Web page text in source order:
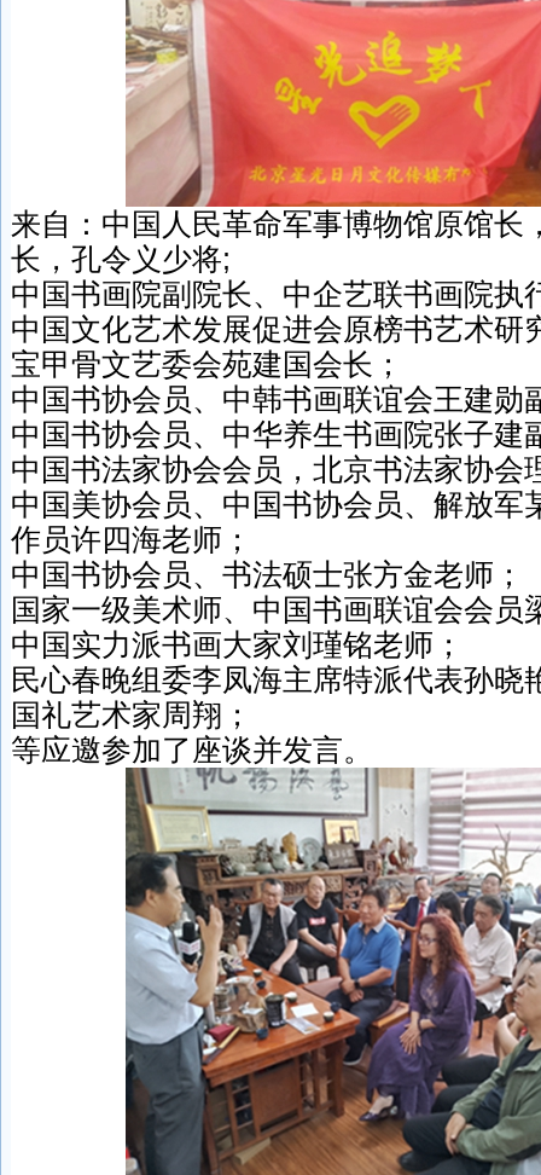
来自：中国人民革命军事博物馆原馆长
长，孔令义少将;
中国书画院副院长、中企艺联书画院执
中国文化艺术发展促进会原榜书艺术研
宝甲骨文艺委会苑建国会长；
中国书协会员、中韩书画联谊会王建勋
中国书协会员、中华养生书画院张子建
中国书法家协会会员，北京书法家协会
中国美协会员、中国书协会员、解放军
作员许四海老师；
中国书协会员、书法硕士张方金老师；
国家一级美术师、中国书画联谊会会员
中国实力派书画大家刘瑾铭老师；
民心春晚组委李凤海主席特派代表孙晓
国礼艺术家周翔；
等应邀参加了座谈并发言。